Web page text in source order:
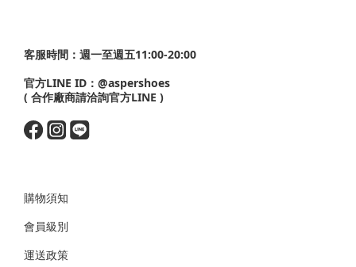
客服時間：週一至週五11:00-20:00
官方LINE ID： @aspershoes
( 合作廠商請洽詢官方LINE )
購物須知
會員級別
運送政策